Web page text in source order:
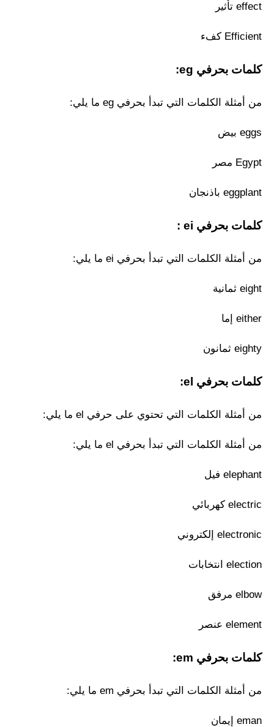
effect تأثير
Efficient كفء
كلمات بحرفي eg:
من أمثلة الكلمات التي تبدأ بحرفي eg ما يلي:
eggs بيض
Egypt مصر
eggplant باذنجان
كلمات بحرفي ei :
من أمثلة الكلمات التي تبدأ بحرفي ei ما يلي:
eight ثمانية
either إما
eighty ثمانون
كلمات بحرفي el:
من أمثلة الكلمات التي تحتوي على حرفي el ما يلي:
من أمثلة الكلمات التي تبدأ بحرفي el ما يلي:
elephant فيل
electric كهربائي
electronic إلكتروني
election انتخابات
elbow مرفق
element عنصر
كلمات بحرفي em:
من أمثلة الكلمات التي تبدأ بحرفي em ما يلي:
eman إيمان